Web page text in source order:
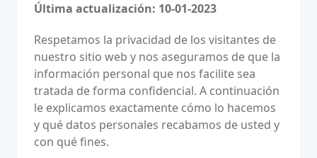
Última actualización: 10-01-2023
Respetamos la privacidad de los visitantes de
nuestro sitio web y nos aseguramos de que la
información personal que nos facilite sea
tratada de forma confidencial. A continuación
le explicamos exactamente cómo lo hacemos
y qué datos personales recabamos de usted y
con qué fines.